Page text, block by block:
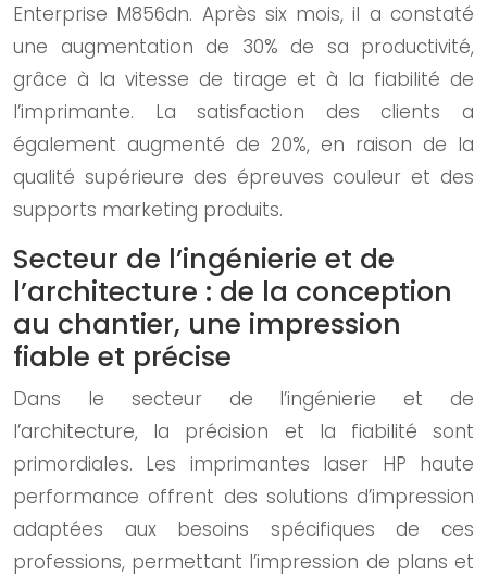
Enterprise M856dn. Après six mois, il a constaté
une augmentation de 30% de sa productivité,
grâce à la vitesse de tirage et à la fiabilité de
l’imprimante. La satisfaction des clients a
également augmenté de 20%, en raison de la
qualité supérieure des épreuves couleur et des
supports marketing produits.
Secteur de l’ingénierie et de
l’architecture : de la conception
au chantier, une impression
fiable et précise
Dans le secteur de l’ingénierie et de
l’architecture, la précision et la fiabilité sont
primordiales. Les imprimantes laser HP haute
performance offrent des solutions d’impression
adaptées aux besoins spécifiques de ces
professions, permettant l’impression de plans et